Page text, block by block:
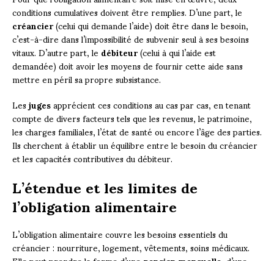
conditions cumulatives doivent être remplies. D’une part, le
créancier(celui qui demande l’aide) doit être dans le besoin,
c’est-à-dire dans l’impossibilité de subvenir seul à ses besoins
vitaux. D’autre part, ledébiteur(celui à qui l’aide est
demandée) doit avoir les moyens de fournir cette aide sans
mettre en péril sa propre subsistance.
Lesjugesapprécient ces conditions au cas par cas, en tenant
compte de divers facteurs tels que les revenus, le patrimoine,
les charges familiales, l’état de santé ou encore l’âge des parties.
Ils cherchent à établir un équilibre entre le besoin du créancier
et les capacités contributives du débiteur.
L’étendue et les limites de
l’obligation alimentaire
L’obligation alimentaire couvre les besoins essentiels du
créancier : nourriture, logement, vêtements, soins médicaux.